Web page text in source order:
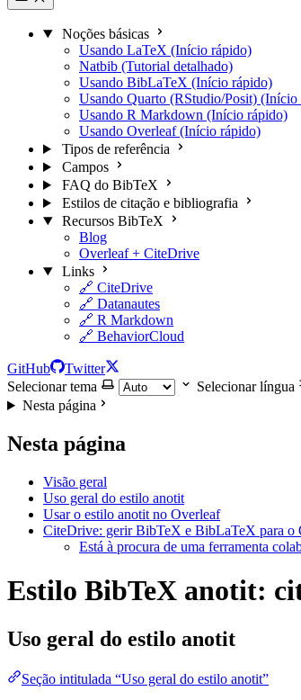
Noções básicas
Usando LaTeX (Início rápido)
Natbib (Tutorial detalhado)
Usando BibLaTeX (Início rápido)
Usando Quarto (RStudio/Posit) (Início
Usando R Markdown (Início rápido)
Usando Overleaf (Início rápido)
Tipos de referência
Campos
FAQ do BibTeX
Estilos de citação e bibliografia
Recursos BibTeX
Blog
Overleaf + CiteDrive
Links
🔗 CiteDrive
🔗 Datanautes
🔗 R Markdown
🔗 BehaviorCloud
GitHub
Twitter
Selecionar tema
Selecionar língua
Nesta página
Nesta página
Visão geral
Uso geral do estilo anotit
Usar o estilo anotit no Overleaf
CiteDrive: gerir BibTeX e BibLaTeX para o
Está à procura de uma ferramenta
Estilo BibTeX anotit:
Uso geral do estilo anotit
Seção intitulada “Uso geral do estilo anotit”